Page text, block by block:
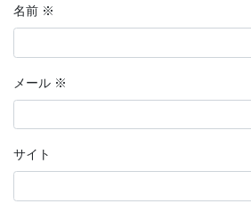
名前 ※
メール ※
サイト